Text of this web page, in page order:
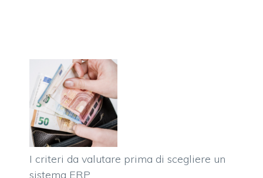
I criteri da valutare prima di scegliere un
sistema ERP